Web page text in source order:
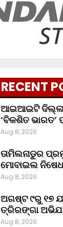
RECENT
ଆଇଆଇଟି ଦିଲ୍ଲୀ
‘ବିକଶିତ ଭାରତ’
Aug 8, 2026
ତାମିଲନାଡୁର
ମୋବାଇଲ ନିଷେଧ
Aug 8, 2026
ଅଗଷ୍ଟ ୯ରୁ ୧୭
ତ୍ରିରଙ୍ଗା
Aug 8, 2026